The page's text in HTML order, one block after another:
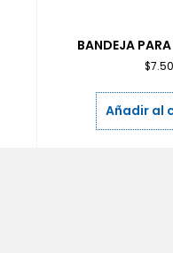
BANDEJA
$7.50
Añadir al